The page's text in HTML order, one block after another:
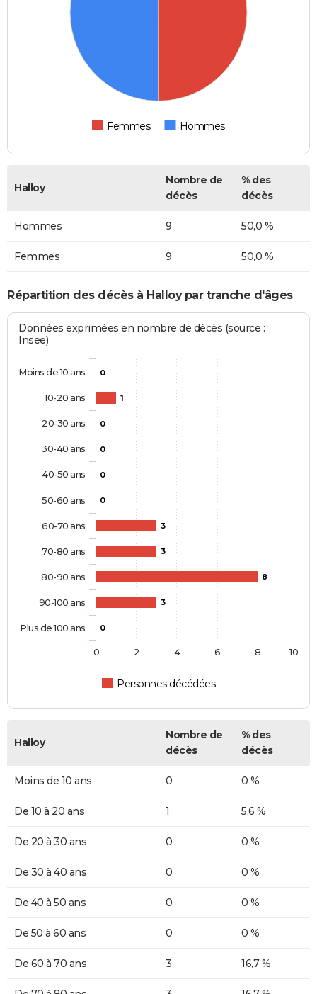
Femmes Hommes
Halloy
Nombre de
décès
% des
décès
Hommes 9 50,0 %
Femmes 9 50,0 %
Répartition des décès à Halloy par tranche d'âges
Données exprimées en nombre de décès (source :
Insee)
0
1
0
0
0
0
3
3
8
3
0
Personnes décédées
Moins de 10 ans
10-20 ans
20-30 ans
30-40 ans
40-50 ans
50-60 ans
60-70 ans
70-80 ans
80-90 ans
90-100 ans
Plus de 100 ans
0 2 4 6 8 10
Halloy
Nombre de
décès
% des
décès
Moins de 10 ans 0 0 %
De 10 à 20 ans 1 5,6 %
De 20 à 30 ans 0 0 %
De 30 à 40 ans 0 0 %
De 40 à 50 ans 0 0 %
De 50 à 60 ans 0 0 %
De 60 à 70 ans 3 16,7 %